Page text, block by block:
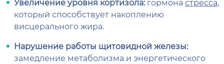
Увеличение уровня кортизола:гормона стресса,
который способствует накоплению
висцерального жира.
Нарушение работы щитовидной железы:
замедление метаболизма и энергетического